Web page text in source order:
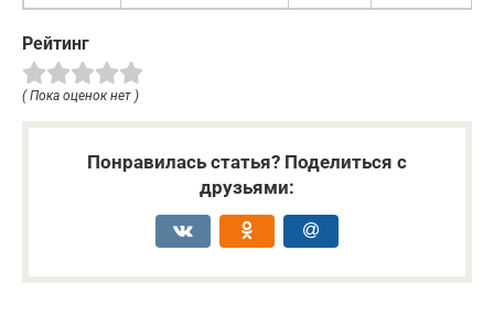
Рейтинг
( Пока оценок нет )
Понравилась статья? Поделиться с
друзьями: